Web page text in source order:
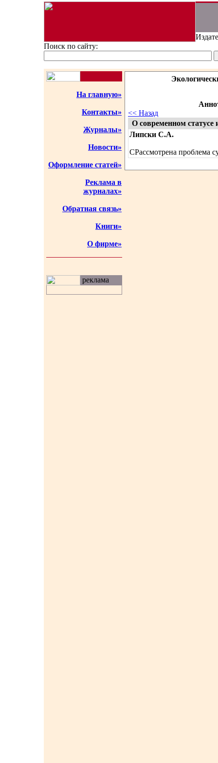
Поиск по сайту:
На главную»
Контакты»
Журналы»
Новости»
Оформление статей»
Реклама в
журналах»
Обратная связь»
Книги»
О фирме»
реклама
<< Назад
О современном статусе
Липски С.А.
СРассмотрена проблема